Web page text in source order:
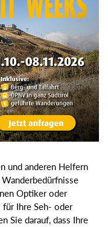
und anderen Helfern
Optiker oder
Ihre Seh- oder
Sie darauf, dass Ihre